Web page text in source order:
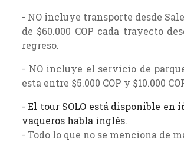
- NO incluye transporte desde
de $60.000 COP cada trayecto
regreso.
- NO incluye el servicio de
esta entre $5.000 COP y $10.000
- El tour SOLO está disponible en
vaqueros habla inglés.
- Todo lo que no se menciona de